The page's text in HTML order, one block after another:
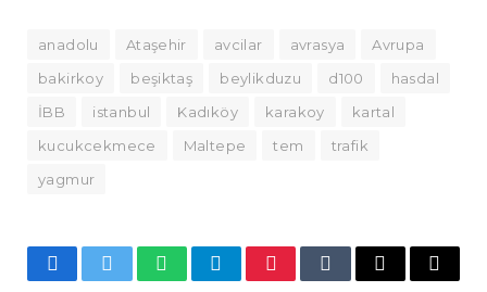
anadolu Ataşehir avcilar avrasya
Avrupa
bakirkoy
beşiktaş beylikduzu d100
hasdal
İBB
istanbul Kadıköy karakoy
kartal
kucukcekmece
Maltepe tem
trafik
yagmur
FacebookTwitterWhatsAppTelegramPinterestTumblrE-
Copy